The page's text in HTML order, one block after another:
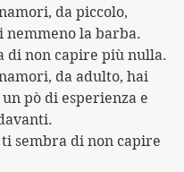
da piccolo,
nemmeno la barba.
di non capire più nulla.
da adulto, hai
pò di esperienza e
sembra di non capire